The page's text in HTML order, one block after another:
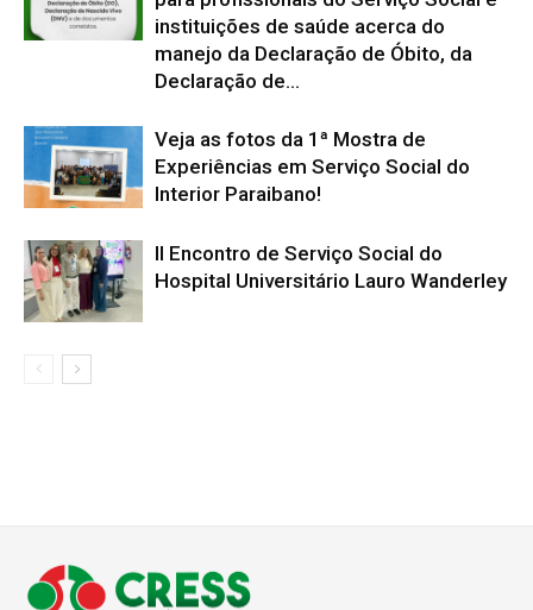
instituições de saúde acerca do
manejo da Declaração de Óbito, da
Declaração de...
Veja as fotos da 1ª Mostra de
Experiências em Serviço Social do
Interior Paraibano!
II Encontro de Serviço Social do
Hospital Universitário Lauro Wanderley